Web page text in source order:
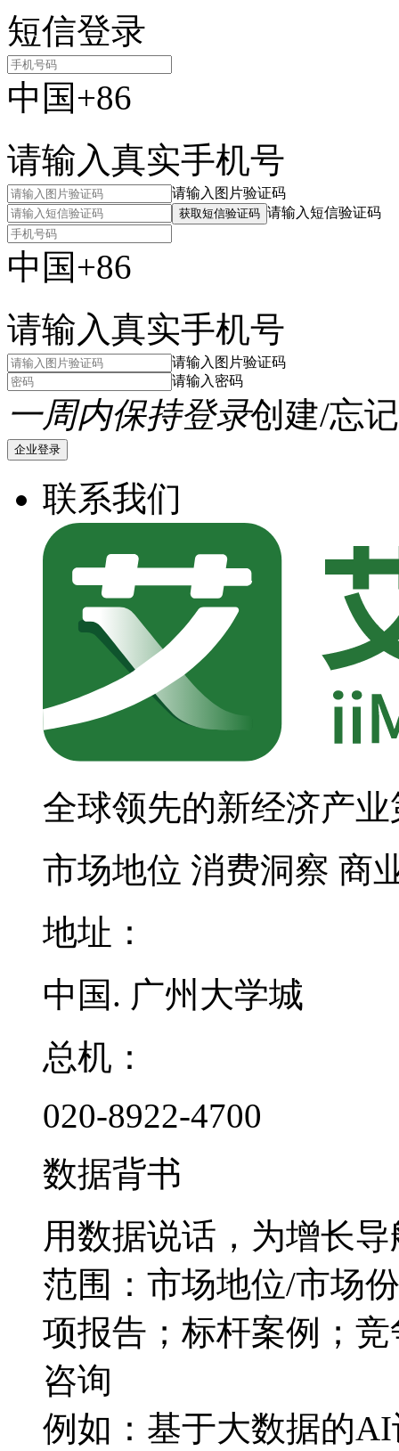
短信登录
中国+86
请输入真实手机号
请输入图片验证码
获取短信验证码 请输入短信验证码
中国+86
请输入真实手机号
请输入图片验证码
请输入密码
一周内保持登录创建/忘
企业登录
联系我们
全球领先的新经济产
市场地位 消费洞察 商
地址：
中国. 广州大学城
总机：
020-8922-4700
数据背书
用数据说话，为增长导
范围：市场地位/市场
项报告；标杆案例；
咨询
例如：基于大数据的